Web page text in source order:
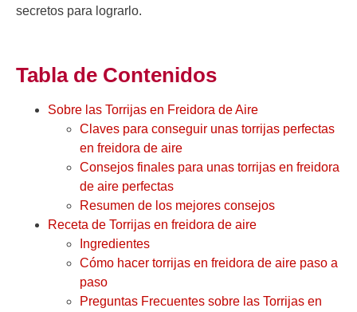
secretos para lograrlo.
Tabla de Contenidos
Sobre las Torrijas en Freidora de Aire
Claves para conseguir unas torrijas perfectas
en freidora de aire
Consejos finales para unas torrijas en freidora
de aire perfectas
Resumen de los mejores consejos
Receta de Torrijas en freidora de aire
Ingredientes
Cómo hacer torrijas en freidora de aire paso a
paso
Preguntas Frecuentes sobre las Torrijas en